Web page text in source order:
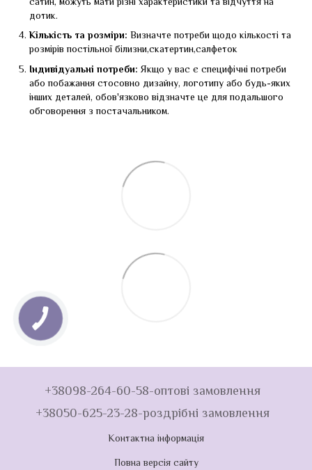
дотик.
Кількість та розміри: Визначте потреби щодо кількості та
розмірів постільної білизни,скатертин,салфеток
Індивідуальні потреби: Якщо у вас є специфічні потреби
або побажання стосовно дизайну, логотипу або будь-яких
інших деталей, обов'язково відзначте це для подальшого
обговорення з постачальником.
+38098-264-60-58-оптові замовлення
+38050-625-23-28-роздрібні замовлення
Контактна інформація
Повна версія сайту